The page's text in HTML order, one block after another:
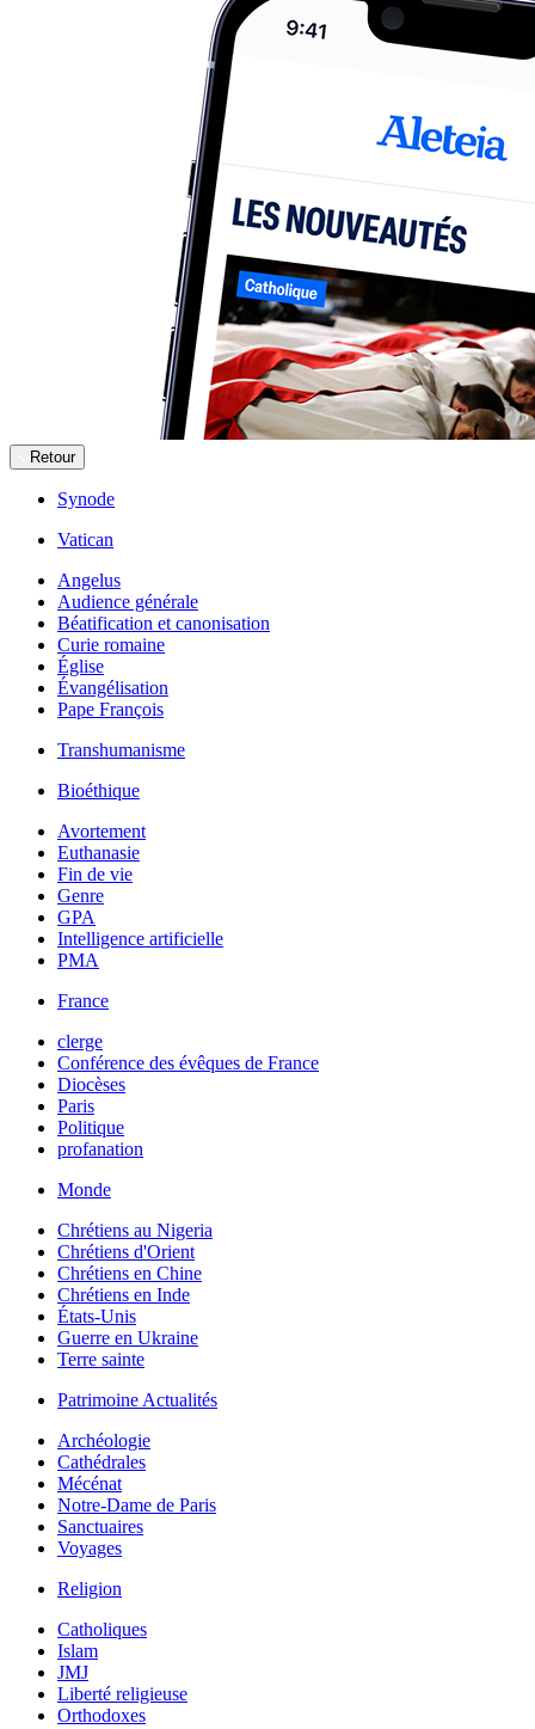
Retour
Synode
Vatican
Angelus
Audience générale
Béatification et canonisation
Curie romaine
Église
Évangélisation
Pape François
Transhumanisme
Bioéthique
Avortement
Euthanasie
Fin de vie
Genre
GPA
Intelligence artificielle
PMA
France
clerge
Conférence des évêques de France
Diocèses
Paris
Politique
profanation
Monde
Chrétiens au Nigeria
Chrétiens d'Orient
Chrétiens en Chine
Chrétiens en Inde
États-Unis
Guerre en Ukraine
Terre sainte
Patrimoine Actualités
Archéologie
Cathédrales
Mécénat
Notre-Dame de Paris
Sanctuaires
Voyages
Religion
Catholiques
Islam
JMJ
Liberté religieuse
Orthodoxes